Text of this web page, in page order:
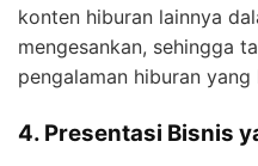
konten hiburan lainnya
mengesankan, sehingga
pengalaman hiburan yang
4. Presentasi Bisnis